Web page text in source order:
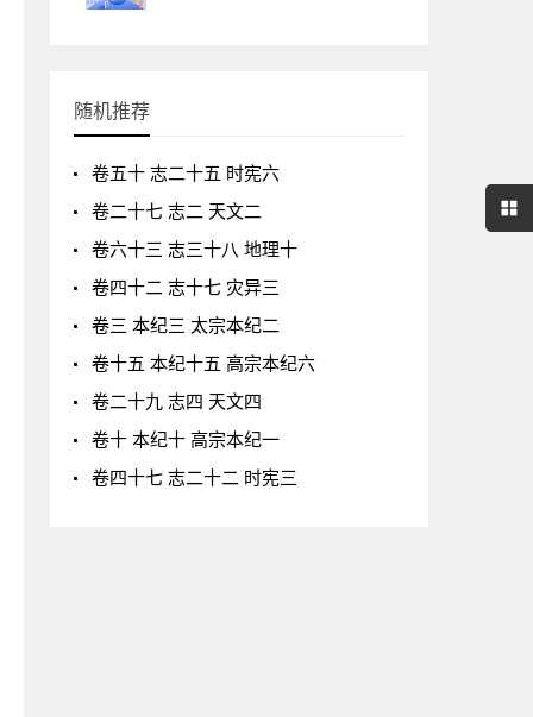
随机推荐
卷五十 志二十五 时宪六
卷二十七 志二 天文二
卷六十三 志三十八 地理十
卷四十二 志十七 灾异三
卷三 本纪三 太宗本纪二
卷十五 本纪十五 高宗本纪六
卷二十九 志四 天文四
卷十 本纪十 高宗本纪一
卷四十七 志二十二 时宪三